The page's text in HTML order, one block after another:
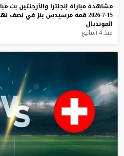
مشاهدة مباراة إنجلترا والأرجنتين بث
15-7-2026
قمة مرسيدس بنز في نصف
المونديال
منذ 4 أسابيع